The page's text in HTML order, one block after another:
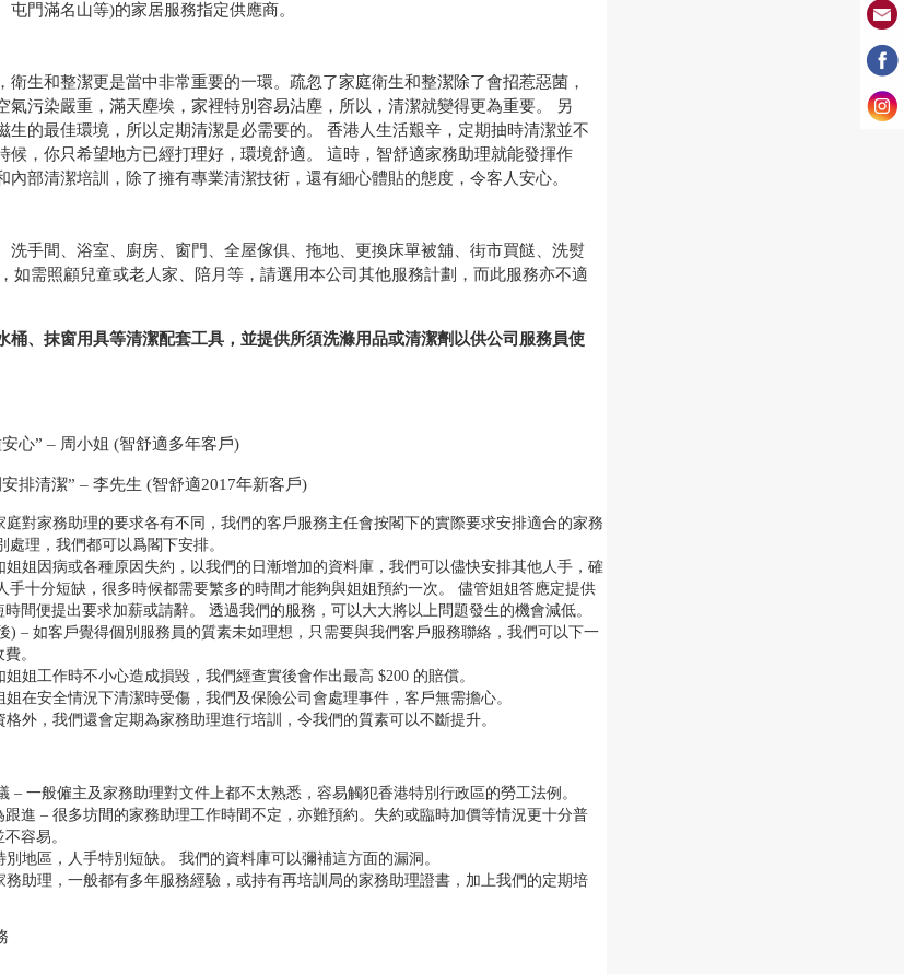
門滿名山等)的家居服務指定供應商。
生和整潔更是當中非常重要的一環。疏忽了家庭衛生和整潔除了會招惹惡菌，
氣污染嚴重，滿天塵埃，家裡特別容易沾塵，所以，清潔就變得更為重要。 另
生的最佳環境，所以定期清潔是必需要的。 香港人生活艱辛，定期抽時清潔並不
候，你只希望地方已經打理好，環境舒適。 這時，智舒適家務助理就能發揮作
部清潔培訓，除了擁有專業清潔技術，還有細心體貼的態度，令客人安心。
洗手間、浴室、廚房、窗門、全屋傢俱、拖地、更換床單被舖、街市買餸、洗熨
如需照顧兒童或老人家、陪月等，請選用本公司其他服務計劃，而此服務亦不適
桶、抹窗用具等清潔配套工具，並提供所須洗滌用品或清潔劑以供公司服務員使
心” – 周小姐 (智舒適多年客戶)
排清潔” – 李先生 (智舒適2017年新客戶)
對家務助理的要求各有不同，我們的客戶服務主任會按閣下的實際要求安排適合的家務
理，我們都可以爲閣下安排。
姐因病或各種原因失約，以我們的日漸增加的資料庫，我們可以儘快安排其他人手，確
手十分短缺，很多時候都需要繁多的時間才能夠與姐姐預約一次。 儘管姐姐答應定提供
間便提出要求加薪或請辭。 透過我們的服務，可以大大將以上問題發生的機會減低。
) – 如客戶覺得個別服務員的質素未如理想，只需要與我們客戶服務聯絡，我們可以下一
。
姐工作時不小心造成損毀，我們經查實後會作出最高 $200 的賠償。
在安全情況下清潔時受傷，我們及保險公司會處理事件，客戶無需擔心。
外，我們還會定期為家務助理進行培訓，令我們的質素可以不斷提升。
– 一般僱主及家務助理對文件上都不太熟悉，容易觸犯香港特別行政區的勞工法例。
進 – 很多坊間的家務助理工作時間不定，亦難預約。失約或臨時加價等情況更十分普
容易。
地區，人手特別短缺。 我們的資料庫可以彌補這方面的漏洞。
助理，一般都有多年服務經驗，或持有再培訓局的家務助理證書，加上我們的定期培